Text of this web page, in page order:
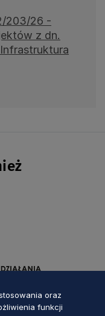
203/26 -
z dn.
oraz
funkcji